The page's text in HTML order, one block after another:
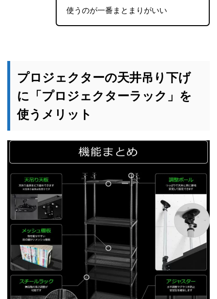
使うのが一番まとまりがいい
プロジェクターの天井吊り下げ
に「プロジェクターラック」を
使うメリット